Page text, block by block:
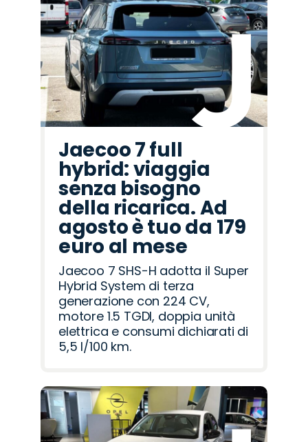
Jaecoo 7 full
hybrid: viaggia
senza bisogno
della ricarica. Ad
agosto è tuo da 179
euro al mese
Jaecoo 7 SHS-H adotta il Super
Hybrid System di terza
generazione con 224 CV,
motore 1.5 TGDI, doppia unità
elettrica e consumi dichiarati di
5,5 l/100 km.